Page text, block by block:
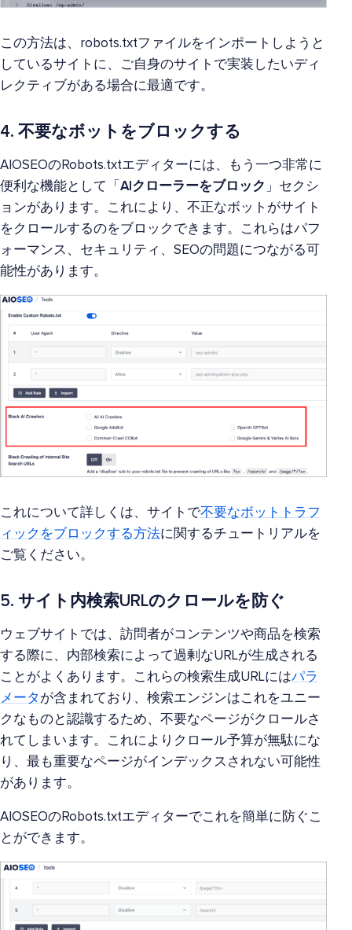
この方法は、robots.txtファイルをインポートしようと
しているサイトに、ご自身のサイトで実装したいディ
レクティブがある場合に最適です。
4. 不要なボットをブロックする
AIOSEOのRobots.txtエディターには、もう一つ非常に
便利な機能として「 AIクローラーをブロック 」セクシ
ョンがあります。これにより、不正なボットがサイト
をクロールするのをブロックできます。これらはパフ
ォーマンス、セキュリティ、SEOの問題につながる可
能性があります。
これについて詳しくは、サイトで不要なボットトラフ
ィックをブロックする方法に関するチュートリアルを
ご覧ください。
5. サイト内検索URLのクロールを防ぐ
ウェブサイトでは、訪問者がコンテンツや商品を検索
する際に、内部検索によって過剰なURLが生成される
ことがよくあります。これらの検索生成URLにはパラ
メータ が含まれており、検索エンジンはこれをユニー
クなものと認識するため、不要なページがクロールさ
れてしまいます。これによりクロール予算が無駄にな
り、最も重要なページがインデックスされない可能性
があります。
AIOSEOのRobots.txtエディターでこれを簡単に防ぐこ
とができます。